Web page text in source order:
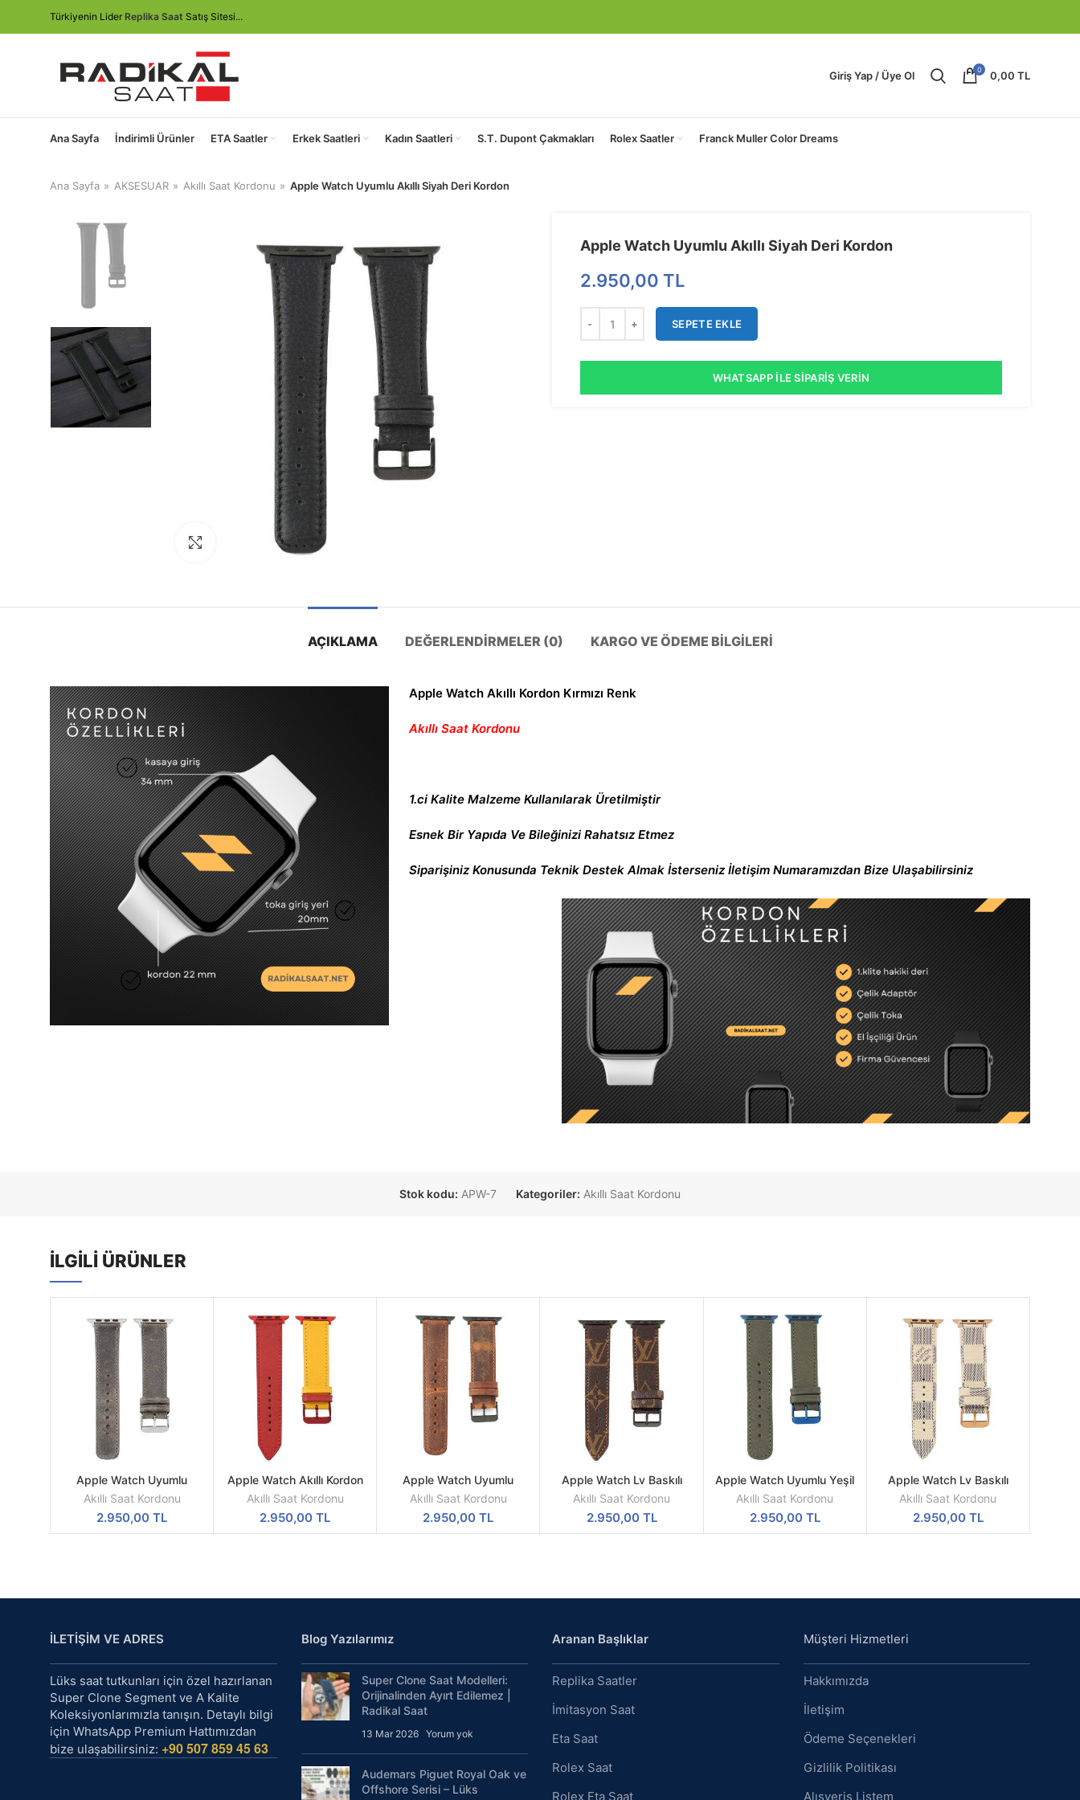
Türkiyenin Lider Replika Saat Satış Sitesi...
Giriş Yap / Üye Ol 0 0,00 TL
Ana Sayfa İndirimli Ürünler ETA Saatler Erkek Saatleri Kadın Saatleri S.T. Dupont Çakmakları Rolex Saatler Franck Muller Color Dreams
Ana Sayfa AKSESUAR Akıllı Saat Kordonu Apple Watch Uyumlu Akıllı Siyah Deri Kordon
Görseli Büyütün
Apple Watch Uyumlu Akıllı Siyah Deri Kordon
2.950,00 TL
SEPETE EKLE
WHATSAPP İLE SIPARIŞ VERIN
AÇIKLAMA DEĞERLENDIRMELER (0) KARGO VE ÖDEME BILGILERI
Apple Watch Akıllı Kordon Kırmızı Renk
Akıllı Saat Kordonu
1.ci Kalite Malzeme Kullanılarak Üretilmiştir
Esnek Bir Yapıda Ve Bileğinizi Rahatsız Etmez
Siparişiniz Konusunda Teknik Destek Almak İsterseniz İletişim Numaramızdan Bize Ulaşabilirsiniz
Stok kodu: APW-7 Kategoriler: Akıllı Saat Kordonu
İLGILI ÜRÜNLER
SEPETE
EKLE
Apple Watch Uyumlu
Eskitme Gri Deri Kordon
Akıllı Saat Kordonu
2.950,00TL
SEPETE
EKLE
Apple Watch Akıllı Kordon
Kırmızı Renk
Akıllı Saat Kordonu
2.950,00TL
SEPETE
EKLE
Apple Watch Uyumlu
Eskitme Deri Kordon
Akıllı Saat Kordonu
2.950,00TL
SEPETE
EKLE
Apple Watch Lv Baskılı
Akıllı Deri Kordon
Akıllı Saat Kordonu
2.950,00 TL
SEPETE
EKLE
Apple Watch Uyumlu Yeşil
Deri Kordon
Akıllı Saat Kordonu
2.950,00 TL
SEPETE
EKLE
Apple Watch Lv Baskılı
Akıllı Kordon
Akıllı Saat Kordonu
2.950,00 TL
İLETİŞİM VE ADRES
Lüks saat tutkunları için özel hazırlanan
Super Clone Segment ve A Kalite
Koleksiyonlarımızla tanışın. Detaylı bilgi
için WhatsApp Premium Hattımızdan
bize ulaşabilirsiniz: +90 507 859 45 63
Blog Yazılarımız
Super Clone Saat Modelleri:
Orijinalinden Ayırt Edilemez |
Radikal Saat
13 Mar 2026 Yorum yok
Audemars Piguet Royal Oak ve
Offshore Serisi – Lüks
Aranan Başlıklar
Replika Saatler
İmitasyon Saat
Eta Saat
Rolex Saat
Rolex Eta Saat
Müşteri Hizmetleri
Hakkımızda
İletişim
Ödeme Seçenekleri
Gizlilik Politikası
Alışveriş Listem